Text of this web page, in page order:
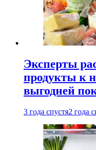
Эксперты
продукты к
выгодней
3 года спустя2 года